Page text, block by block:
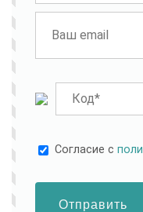
Cогласие с
Отправить